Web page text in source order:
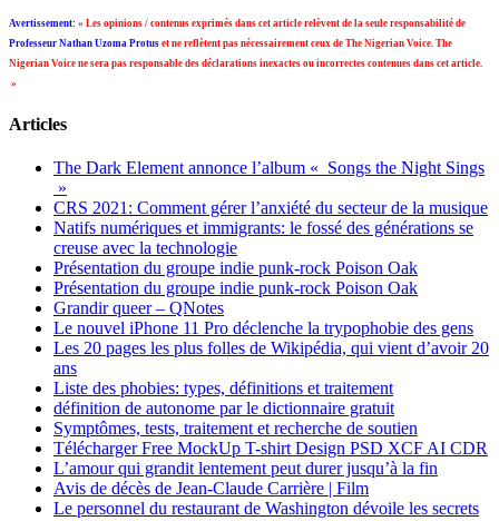
Avertissement: « Les opinions / contenus exprimés dans cet article relèvent de la seule responsabilité de
Professeur Nathan Uzoma Protus et ne reflètent pas nécessairement ceux de The Nigerian Voice. The
Nigerian Voice ne sera pas responsable des déclarations inexactes ou incorrectes contenues dans cet article.
»
Articles
The Dark Element annonce l’album « Songs the Night Sings
»
CRS 2021: Comment gérer l’anxiété du secteur de la musique
Natifs numériques et immigrants: le fossé des générations se
creuse avec la technologie
Présentation du groupe indie punk-rock Poison Oak
Présentation du groupe indie punk-rock Poison Oak
Grandir queer – QNotes
Le nouvel iPhone 11 Pro déclenche la trypophobie des gens
Les 20 pages les plus folles de Wikipédia, qui vient d’avoir 20
ans
Liste des phobies: types, définitions et traitement
définition de autonome par le dictionnaire gratuit
Symptômes, tests, traitement et recherche de soutien
Télécharger Free MockUp T-shirt Design PSD XCF AI CDR
L’amour qui grandit lentement peut durer jusqu’à la fin
Avis de décès de Jean-Claude Carrière | Film
Le personnel du restaurant de Washington dévoile les secrets